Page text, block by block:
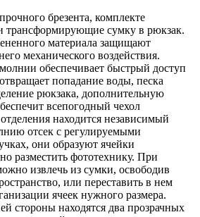
брезента, комплекте
трансформирующие сумку в рюкзак.
материала защищают
механического воздействия.
обеспечивает быстрый доступ
попадание воды, песка
рюкзака, дополнительную
всепогодный чехол
находится независимый
отсек с регулируемыми
они образуют ячейки
разместить фототехнику. При
извлечь из сумки, освободив
или переставить в нем
ячеек нужного размера.
стороны находятся два прозрачных